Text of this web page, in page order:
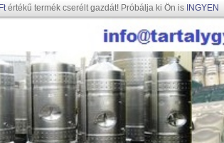
értékű termék cserélt gazdát! Próbálja ki Ön is INGYEN